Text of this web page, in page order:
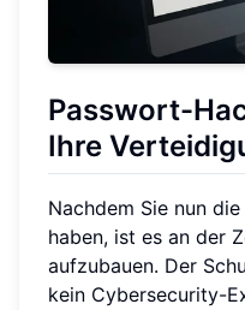
Passwort-
Ihre
Nachdem Sie nun
haben, ist es an der
aufzubauen. Der
kein Cybersecurity-